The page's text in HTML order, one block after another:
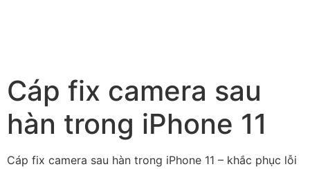
Cáp fix camera sau
hàn trong iPhone 11
Cáp fix camera sau hàn trong iPhone 11 – khắc phục lỗi